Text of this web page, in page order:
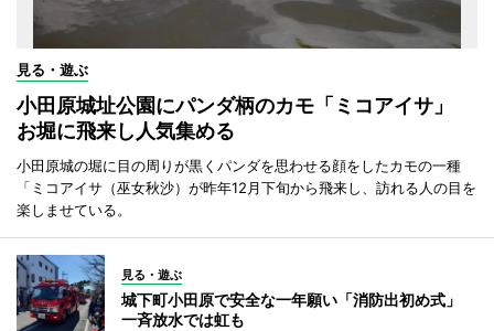
見る・遊ぶ
小田原城址公園にパンダ柄のカモ「ミコアイサ」
お堀に飛来し人気集める
小田原城の堀に目の周りが黒くパンダを思わせる顔をしたカモの一種
「ミコアイサ（巫女秋沙）が昨年12月下旬から飛来し、訪れる人の目を
楽しませている。
見る・遊ぶ
城下町小田原で安全な一年願い「消防出初め式」
一斉放水では虹も